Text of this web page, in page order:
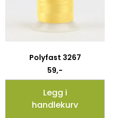
Polyfast 3267
59,-
Legg i
handlekurv